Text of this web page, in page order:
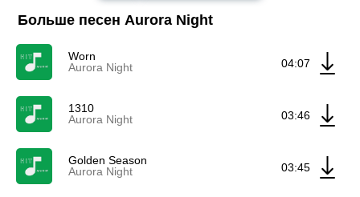
Больше песен Aurora Night
Worn
Aurora Night
04:07
1310
Aurora Night
03:46
Golden Season
Aurora Night
03:45